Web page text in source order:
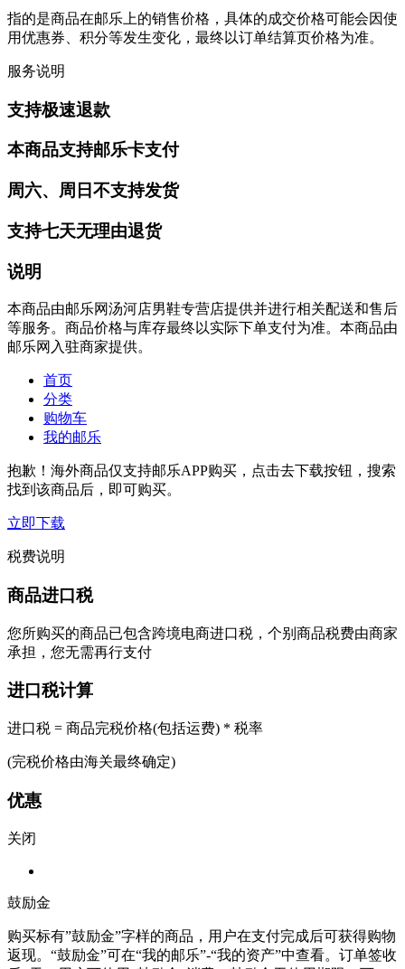
指的是商品在邮乐上的销售价格，具体的成交价格可能会因使
用优惠券、积分等发生变化，最终以订单结算页价格为准。
服务说明
支持极速退款
本商品支持邮乐卡支付
周六、周日不支持发货
支持七天无理由退货
说明
本商品由邮乐网汤河店男鞋专营店提供并进行相关配送和售后
等服务。商品价格与库存最终以实际下单支付为准。本商品由
邮乐网入驻商家提供。
首页
分类
购物车
我的邮乐
抱歉！海外商品仅支持邮乐APP购买，点击去下载按钮，搜索
找到该商品后，即可购买。
立即下载
税费说明
商品进口税
您所购买的商品已包含跨境电商进口税，个别商品税费由商家
承担，您无需再行支付
进口税计算
进口税 = 商品完税价格(包括运费) * 税率
(完税价格由海关最终确定)
优惠
关闭
鼓励金
购买标有”鼓励金”字样的商品，用户在支付完成后可获得购物
返现。“鼓励金”可在“我的邮乐”-“我的资产”中查看。订单签收